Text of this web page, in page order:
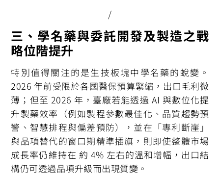
/
三、學名藥與委託開發及製造之戰
略位階提升
特別值得關注的是生技板塊中學名藥的蛻變。
2026 年前受限於各國醫保預算緊縮，出口毛利微
薄；但至 2026 年，臺廠若能透過 AI 與數位化提
升製藥效率（例如製程參數最佳化、品質趨勢預
警、智慧排程與偏差預防），並在「專利斷崖」
與品項替代的窗口期精準插旗，則即使整體市場
成長率仍維持在 約 4% 左右的溫和增幅，出口結
構仍可透過品項升級而出現質變。